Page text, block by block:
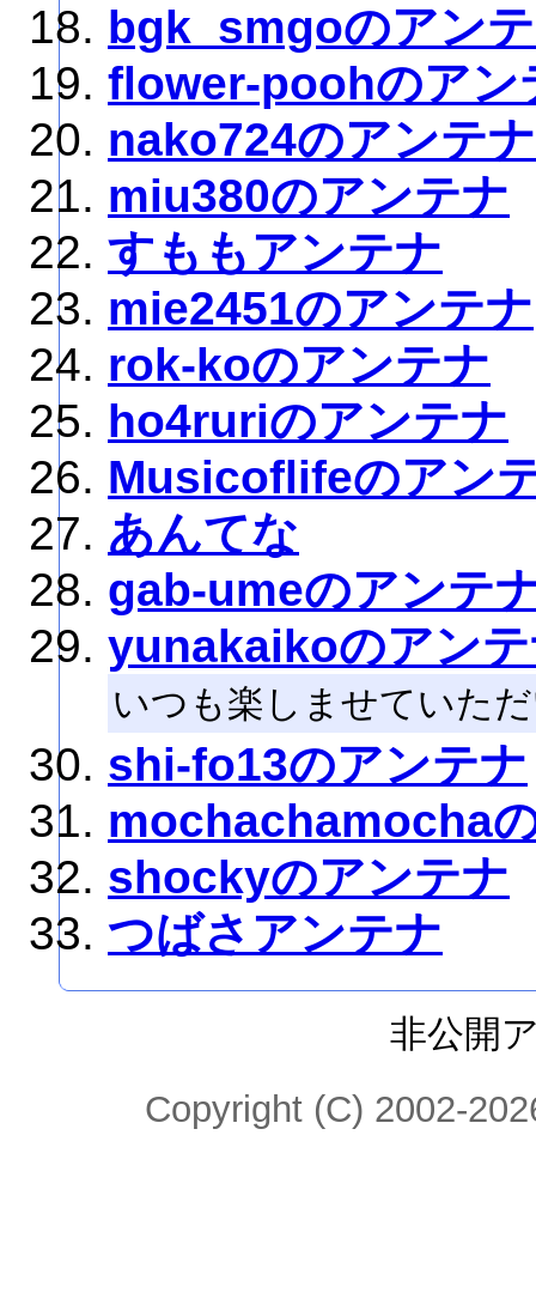
bgk_smgoのアン
flower-poohのアン
nako724のアンテナ
miu380のアンテナ
すももアンテナ
mie2451のアンテナ
rok-koのアンテナ
ho4ruriのアンテナ
Musicoflifeのアン
あんてな
gab-umeのアンテ
yunakaikoのアン
いつも楽しませていた
shi-fo13のアンテナ
mochachamocha
shockyのアンテナ
つばさアンテナ
非公開
Copyright (C) 2002-